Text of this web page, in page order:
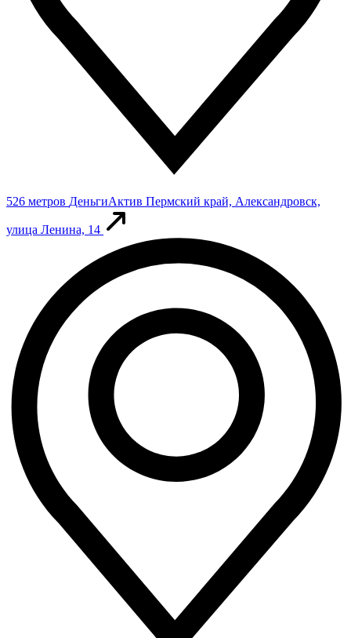
526 метров ДеньгиАктив Пермский край, Александровск,
улица Ленина, 14